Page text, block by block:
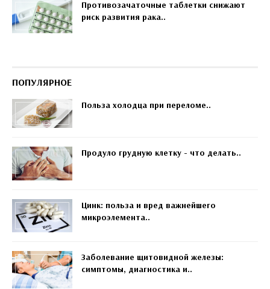
Противозачаточные таблетки снижают
риск развития рака..
ПОПУЛЯРНОЕ
Польза холодца при переломе..
Продуло грудную клетку - что делать..
Цинк: польза и вред важнейшего
микроэлемента..
Заболевание щитовидной железы:
симптомы, диагностика и..